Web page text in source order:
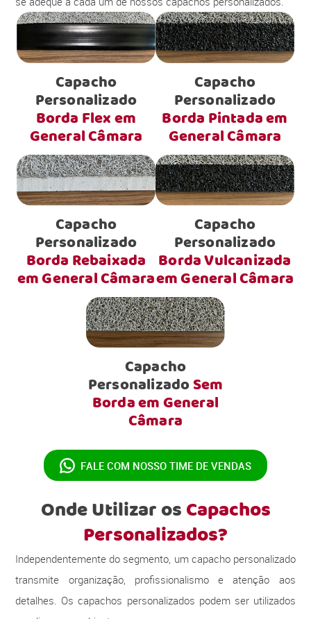
Capacho
Personalizado
Borda Flex em
General Câmara
Capacho
Personalizado
Borda Pintada em
General Câmara
Capacho
Personalizado
Borda Rebaixada
em General Câmara
Capacho
Personalizado
Borda Vulcanizada
em General Câmara
Capacho
PersonalizadoSem
Borda em General
Câmara
FALE COM NOSSO TIME DE VENDAS
Onde Utilizar osCapachos
Personalizados?
Independentemente do segmento, um capacho personalizado
transmite organização, profissionalismo e atenção aos
detalhes. Os capachos personalizados podem ser utilizados